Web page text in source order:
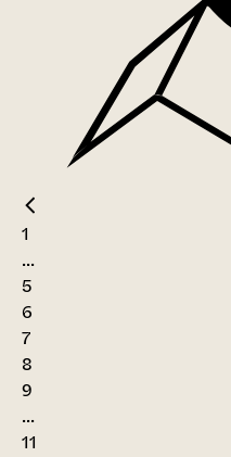
1
...
5
6
7
8
9
...
11